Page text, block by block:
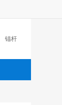
锚杆